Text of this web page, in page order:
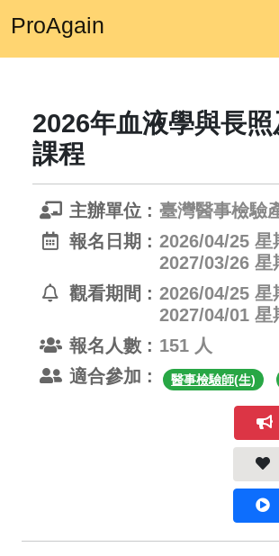
ProAgain
2026年血液學與長
課程
主辦單位 : 臺灣醫事檢驗
報名日期 : 2026/04/25 星
2027/03/26 星
觀看期間 : 2026/04/25 星
2027/04/01 星
報名人數 : 151 人
適合參加 :
醫事檢驗師(生)